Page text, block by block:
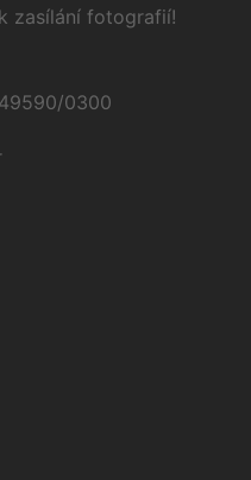
k zasílání fotografií!
0300